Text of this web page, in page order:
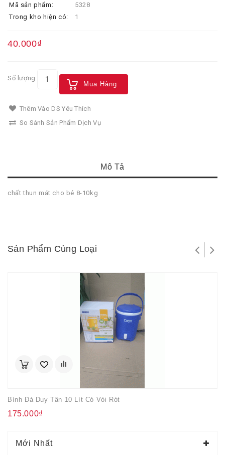
Mã sản phẩm:
5328
Trong kho hiện có:
1
40.000₫
Số lượng
Mua Hàng
Thêm Vào DS Yêu Thích
So Sánh Sản Phẩm Dịch Vụ
Mô Tả
chất thun mát cho bé 8-10kg
Sản Phẩm Cùng Loại
Bình Đá Duy Tân 10 Lít Có Vòi Rót
175.000₫
Mới Nhất